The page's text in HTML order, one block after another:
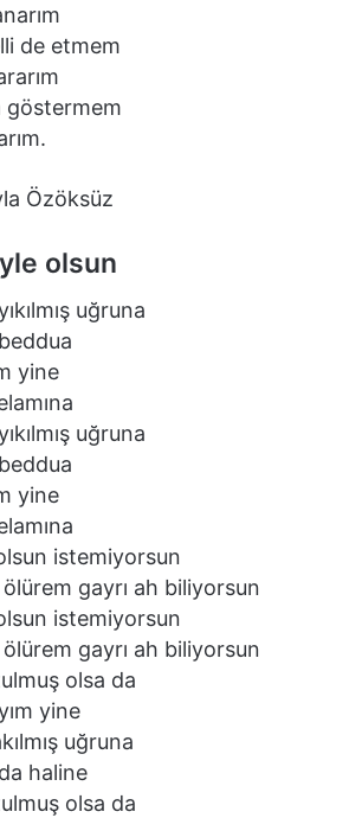
de etmem
göstermem
Özöksüz
olsun
uğruna
yine
uğruna
yine
istemiyorsun
gayrı ah biliyorsun
istemiyorsun
gayrı ah biliyorsun
olsa da
yine
uğruna
haline
olsa da